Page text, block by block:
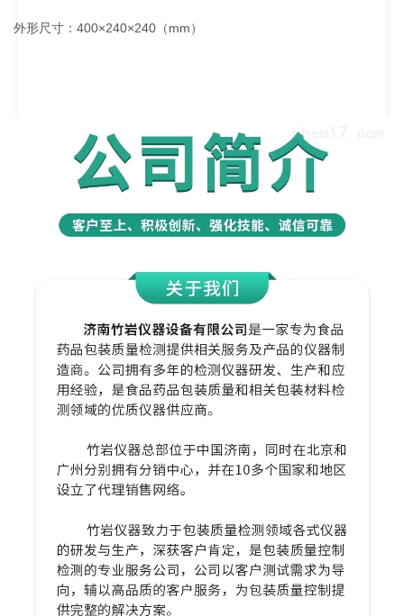
外形尺寸：400×240×240（mm）